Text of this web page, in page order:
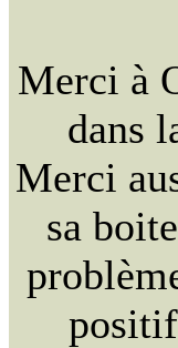
Merci à
dans
Merci
sa